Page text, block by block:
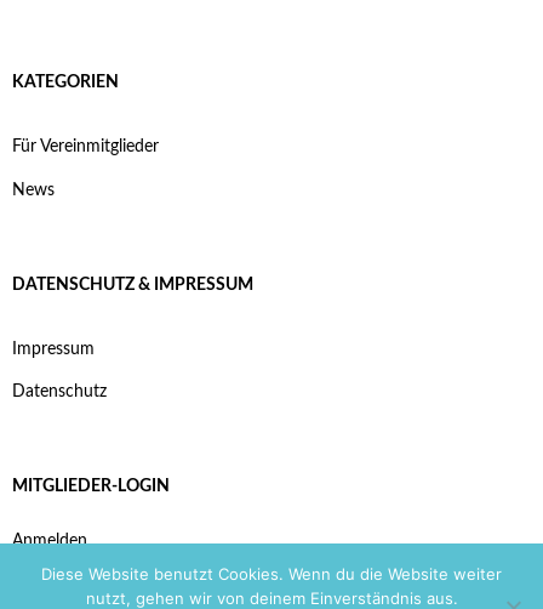
KATEGORIEN
Für Vereinmitglieder
News
DATENSCHUTZ & IMPRESSUM
Impressum
Datenschutz
MITGLIEDER-LOGIN
Anmelden
Diese Website benutzt Cookies. Wenn du die Website weiter
nutzt, gehen wir von deinem Einverständnis aus.